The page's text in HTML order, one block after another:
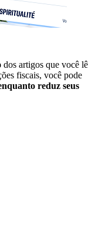
dos artigos que você lê
fiscais, você pode
reduz seus